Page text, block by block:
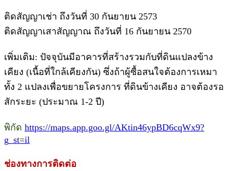
ติดสัญญาเช่า ถึงวันที่ 30 กันยายน 2573
ติดสัญญาเสาสัญญาณ ถึงวันที่ 16 กันยายน 2570
เพิ่มเติม: ปัจจุบันมีอาคารที่สร้างรวมกับที่ดินแปลงข้าง
เคียง (เนื้อที่ใกล้เคียงกัน) ซึ่งถ้าผู้ซื้อสนใจต้องการเหมา
ทั้ง 2 แปลงเพื่อขยายโครงการ ที่ดินข้างเคียง อาจต้องรอ
สักระยะ (ประมาณ 1-2 ปี)
พิกัด https://maps.app.goo.gl/AKtin46ypBD6cqWx9?
g_st=il
ช่องทางการติดต่อ